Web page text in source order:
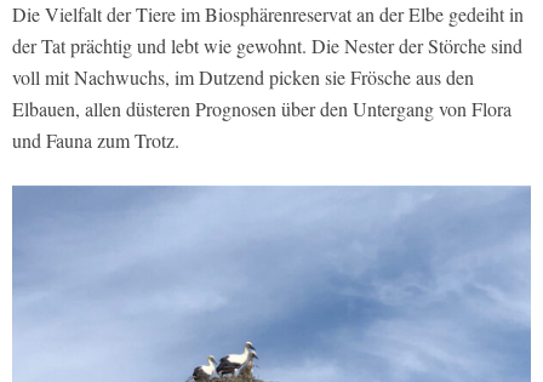
Die Vielfalt der Tiere im Biosphärenreservat an der Elbe gedeiht in
der Tat prächtig und lebt wie gewohnt. Die Nester der Störche sind
voll mit Nachwuchs, im Dutzend picken sie Frösche aus den
Elbauen, allen düsteren Prognosen über den Untergang von Flora
und Fauna zum Trotz.